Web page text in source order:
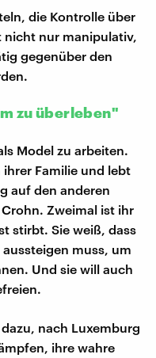
die Kontrolle über
nicht nur manipulativ,
gegenüber den
zu überleben"
Model zu arbeiten.
ihrer Familie und lebt
auf den anderen
Zweimal ist ihr
stirbt. Sie weiß, dass
muss, um
Und sie will auch
nach Luxemburg
ihre wahre